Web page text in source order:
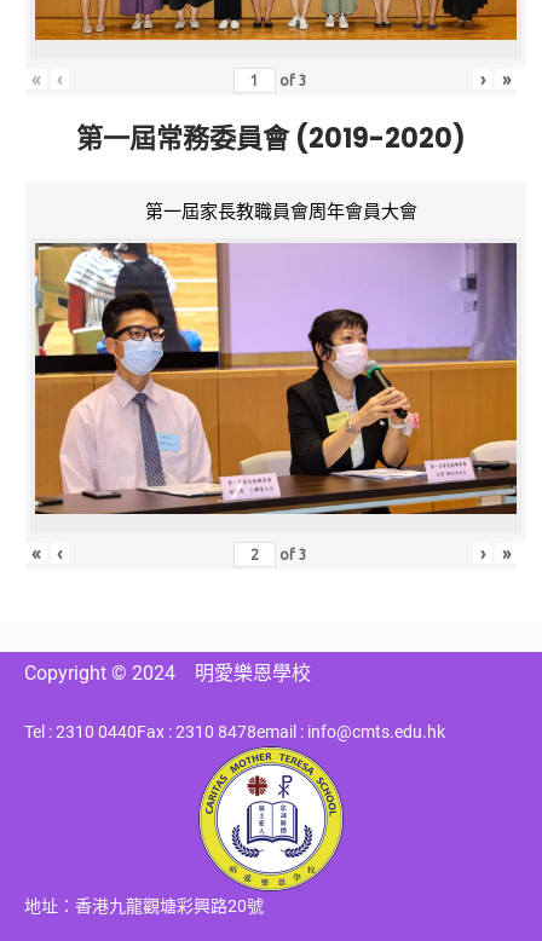
« ‹ of3 › »
第一屆常務委員會 (2019-2020)
第一屆家長教職員會周年會員大會
« ‹ of3 › »
Copyright © 2024 明愛樂恩學校
Tel : 2310 0440Fax : 2310 8478email : info@cmts.edu.hk
地址：香港九龍觀塘彩興路20號